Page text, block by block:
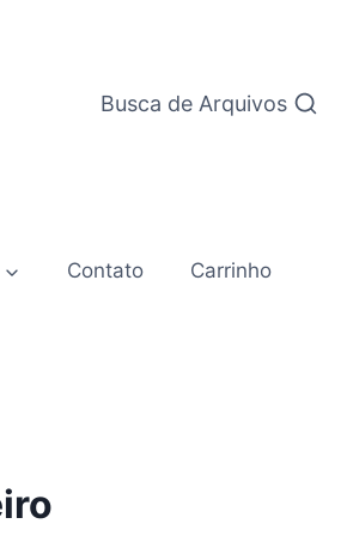
Busca de Arquivos
Contato Carrinho